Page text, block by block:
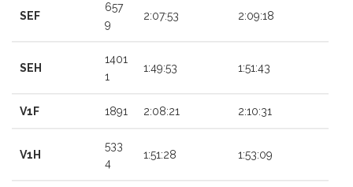
SEF
657
9
2:07:53 2:09:18
SEH
1401
1
1:49:53 1:51:43
V1F 1891 2:08:21 2:10:31
V1H
533
4
1:51:28 1:53:09